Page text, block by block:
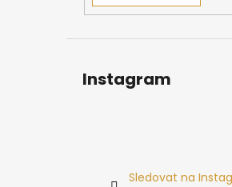
Instagram
Sledovat na